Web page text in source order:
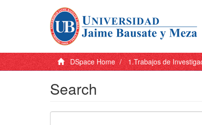
DSpace Home 1.Trabajos de
Search